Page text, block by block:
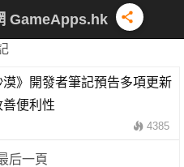
GameApps.hk
》開發者筆記預告多項更新
便利性
4385
后一頁